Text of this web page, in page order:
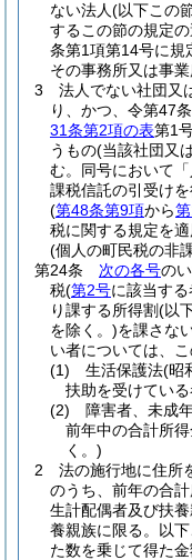
ない法人(以下この
するこの節の規定
条第1項第14号に規
その事務所又は事業
3
法人でない社団又
り、かつ、令第47
31条第2項の表第1
うもの(当該社団又
む。同号において
課税信託の引受け
(第48条第9項から
税に関する規定を適
(個人の町民税の非
第24条
次の各号の
税(第2号に該当する
り課する所得割(以
を除く。)を課さない
い者については、こ
(1)
生活保護法(昭
扶助を受けてい
(2)
障害者、未成
前年中の合計所
く。)
2
法の施行地に住所
のうち、前年の合
生計配偶者及び扶
養親族に限る。以
た数を乗じて得た